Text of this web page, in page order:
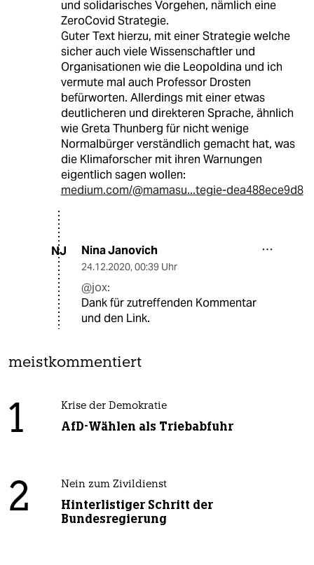
und solidarisches Vorgehen, nämlich eine
ZeroCovid Strategie.
Guter Text hierzu, mit einer Strategie welche
sicher auch viele Wissenschaftler und
Organisationen wie die Leopoldina und ich
vermute mal auch Professor Drosten
befürworten. Allerdings mit einer etwas
deutlicheren und direkteren Sprache, ähnlich
wie Greta Thunberg für nicht wenige
Normalbürger verständlich gemacht hat, was
die Klimaforscher mit ihren Warnungen
eigentlich sagen wollen:
medium.com/@mamasu...tegie-dea488ece9d8
NJ Nina Janovich
24.12.2020, 00:39 Uhr
@jox:
Dank für zutreffenden Kommentar
und den Link.
meistkommentiert
1 Krise der Demokratie
AfD-Wählen als Triebabfuhr
2 Nein zum Zivildienst
Hinterlistiger Schritt der
Bundesregierung